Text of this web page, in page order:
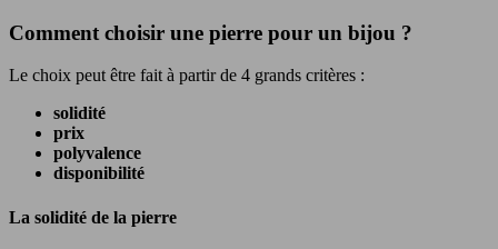
Comment choisir une pierre pour un bijou ?
Le choix peut être fait à partir de 4 grands critères :
solidité
prix
polyvalence
disponibilité
La solidité de la pierre